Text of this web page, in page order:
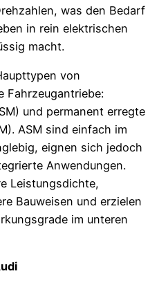
was den Bedarf
in rein elektrischen
macht.
von
Fahrzeugantriebe:
und permanent erregte
ASM sind einfach im
eignen sich jedoch
Anwendungen.
Leistungsdichte,
Bauweisen und erzielen
im unteren